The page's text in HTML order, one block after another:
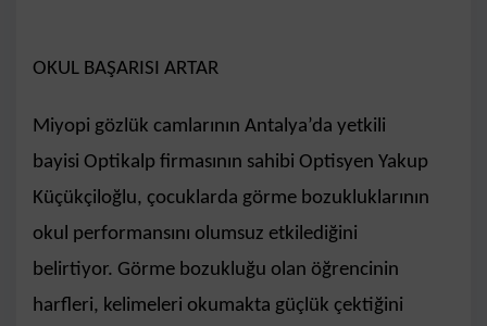
OKUL BAŞARISI ARTAR
Miyopi gözlük camlarının Antalya’da yetkili
bayisi Optikalp firmasının sahibi Optisyen Yakup
Küçükçiloğlu, çocuklarda görme bozukluklarının
okul performansını olumsuz etkilediğini
belirtiyor. Görme bozukluğu olan öğrencinin
harfleri, kelimeleri okumakta güçlük çektiğini